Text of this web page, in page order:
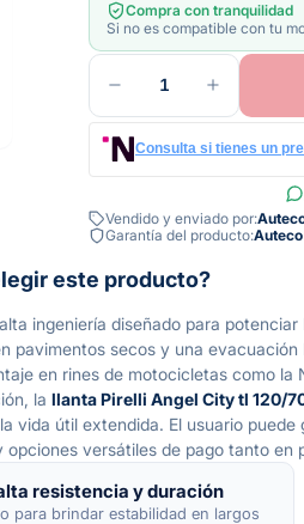
Compra con tranquilidad
Si no es compatible con tu
1
Consulta si tienes un
Vendido y enviado por:
Garantía del producto:Auteco
este producto?
ingeniería diseñado para
secos y una
en rines de motocicletas como
la llanta Pirelli Angel City tl 120/
útil extendida. El usuario
versátiles de pago tanto
resistencia y duración
para brindar estabilidad en largos